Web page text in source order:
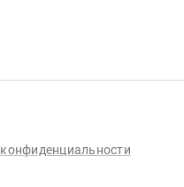
конфиденциальности